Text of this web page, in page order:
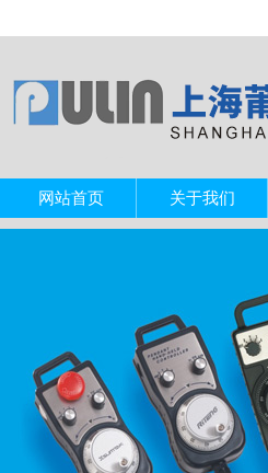
网站首页 关于我们